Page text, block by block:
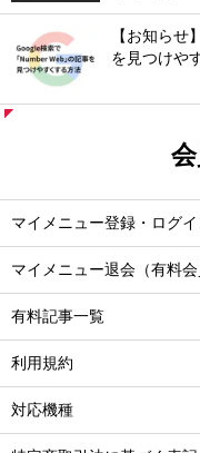
【お知ら
を見つけや
マイメニュー登録・ログイ
マイメニュー退会（有料会
有料記事一覧
利用規約
対応機種